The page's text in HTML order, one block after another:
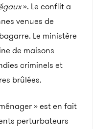
». Le conflit a
venues de
Le ministère
de maisons
criminels et
brûlées.
» est en fait
perturbateurs